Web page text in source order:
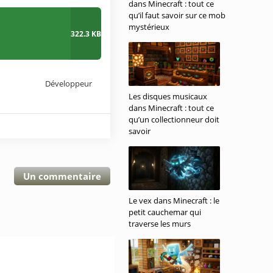
322.3 KB
Développeur
Un commentaire
dans Minecraft : tout ce
qu’il faut savoir sur ce mob
mystérieux
Les disques musicaux
dans Minecraft : tout ce
qu’un collectionneur doit
savoir
Le vex dans Minecraft : le
petit cauchemar qui
traverse les murs